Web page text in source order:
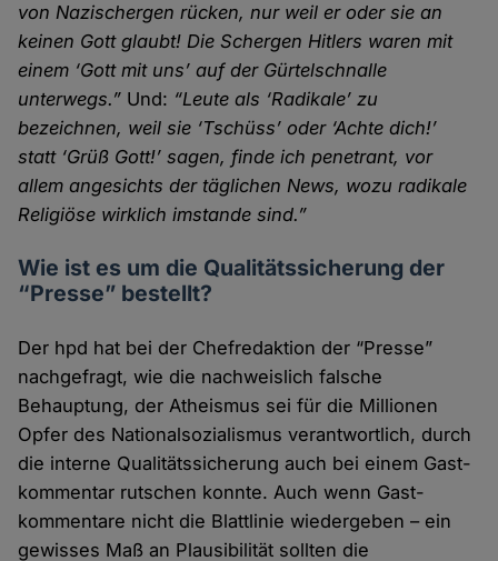
von Nazi­schergen rücken, nur weil er oder sie an
keinen Gott glaubt! Die Schergen Hitlers waren mit
einem ‘Gott mit uns’ auf der Gürtel­schnalle
unterwegs.” Und: “Leute als ‘Radikale’ zu
bezeichnen, weil sie ‘Tschüss’ oder ‘Achte dich!’
statt ‘Grüß Gott!’ sagen, finde ich penetrant, vor
allem angesichts der täglichen News, wozu radikale
Religiöse wirklich imstande sind.”
Wie ist es um die Qualitätssicherung der
“Presse” bestellt?
Der hpd hat bei der Chefredaktion der “Presse”
nachge­fragt, wie die nachweislich falsche
Behauptung, der Atheismus sei für die Millionen
Opfer des National­sozialismus verant­wortlich, durch
die interne Qualitäts­sicherung auch bei einem Gast­
kommentar rutschen konnte. Auch wenn Gast­
kommentare nicht die Blatt­linie wieder­geben – ein
gewisses Maß an Plausibilität sollten die